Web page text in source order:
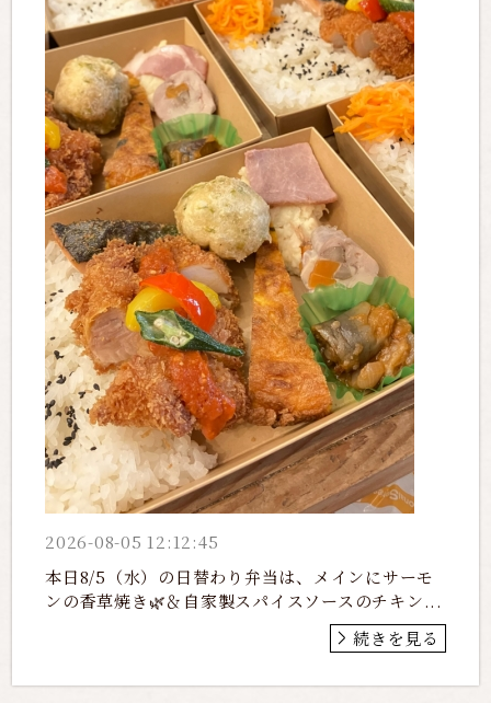
2026-08-05 12:12:45
本日8/5（水）の日替わり弁当は、メインにサーモ
ンの香草焼き🌿＆自家製スパイスソースのチキン...
続きを見る